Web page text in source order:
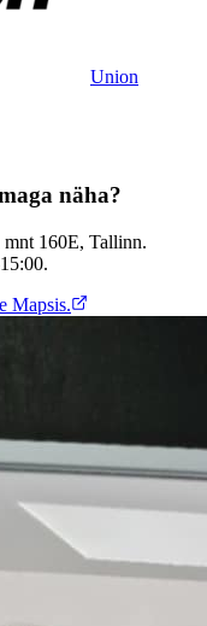
Union
näha?
mnt 160E, Tallinn.
Mapsis.